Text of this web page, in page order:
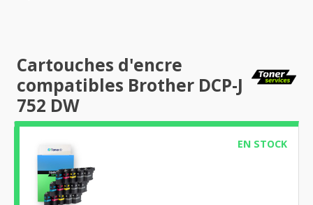
Cartouches d'encre
compatibles Brother DCP-J
752 DW
EN STOCK